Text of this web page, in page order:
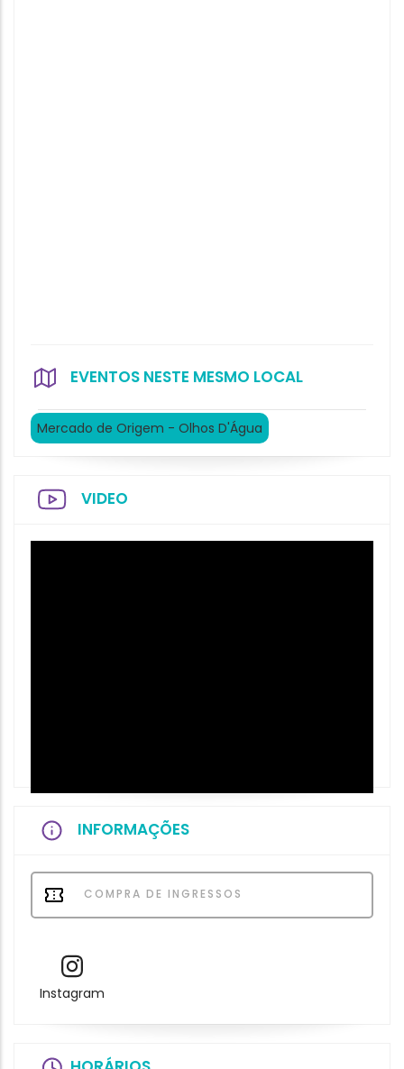
EVENTOS NESTE MESMO LOCAL
Mercado de Origem - Olhos D'Água
VIDEO
INFORMAÇÕES
COMPRA DE INGRESSOS
Instagram